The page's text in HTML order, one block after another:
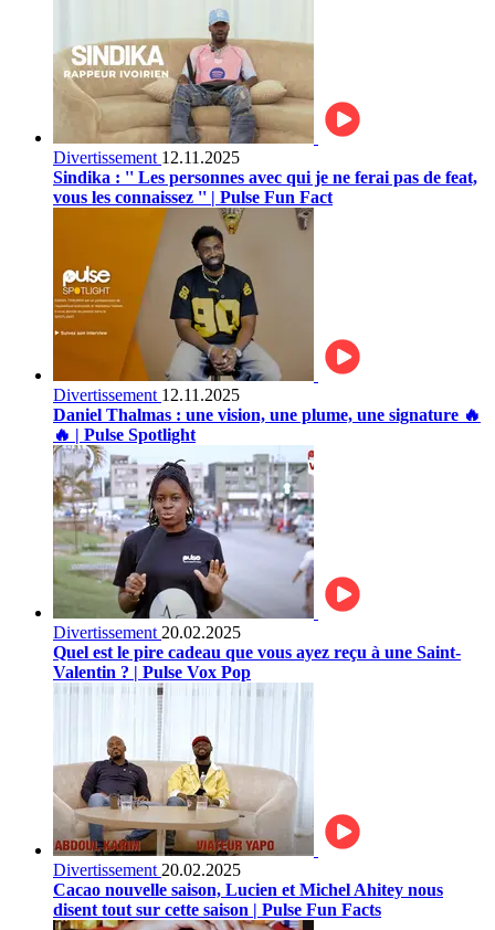
Divertissement 12.11.2025
Sindika : '' Les personnes avec qui je ne ferai pas de feat,
vous les connaissez '' | Pulse Fun Fact
Divertissement 12.11.2025
Daniel Thalmas : une vision, une plume, une signature 🔥
🔥 | Pulse Spotlight
Divertissement 20.02.2025
Quel est le pire cadeau que vous ayez reçu à une Saint-
Valentin ? | Pulse Vox Pop
Divertissement 20.02.2025
Cacao nouvelle saison, Lucien et Michel Ahitey nous
disent tout sur cette saison | Pulse Fun Facts